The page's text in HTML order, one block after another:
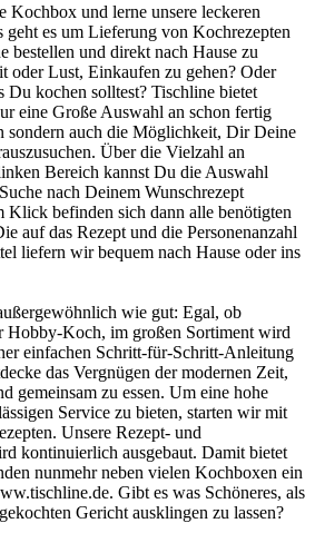
Kochbox und lerne unsere leckeren
geht es um Lieferung von Kochrezepten
bestellen und direkt nach Hause zu
oder Lust, Einkaufen zu gehen? Oder
Du kochen solltest? Tischline bietet
eine Große Auswahl an schon fertig
sondern auch die Möglichkeit, Dir Deine
Über die Vielzahl an
Bereich kannst Du die Auswahl
nach Deinem Wunschrezept
Klick befinden sich dann alle benötigten
auf das Rezept und die Personenanzahl
liefern wir bequem nach Hause oder ins
wie gut: Egal, ob
Hobby-Koch, im großen Sortiment wird
einfachen Schritt-für-Schritt-Anleitung
das Vergnügen der modernen Zeit,
gemeinsam zu essen. Um eine hohe
Service zu bieten, starten wir mit
Unsere Rezept- und
kontinuierlich ausgebaut. Damit bietet
nunmehr neben vielen Kochboxen ein
Gibt es was Schöneres, als
Gericht ausklingen zu lassen?